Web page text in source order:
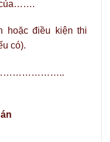
hoặc điều kiện thi
có).
án